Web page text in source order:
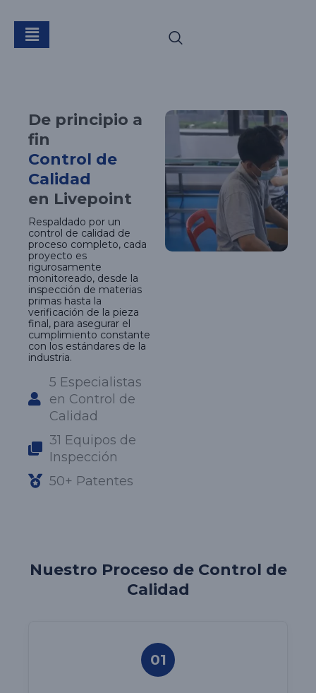
Control de Calidad
De principio a
fin
Control de
Calidad
en Livepoint
Respaldado por un
control de calidad de
proceso completo, cada
proyecto es
rigurosamente
monitoreado, desde la
inspección de materias
primas hasta la
verificación de la pieza
final, para asegurar el
cumplimiento constante
con los estándares de la
industria.
5 Especialistas
en Control de
Calidad
31 Equipos de
Inspección
50+ Patentes
Nuestro Proceso de Control de
Calidad
01